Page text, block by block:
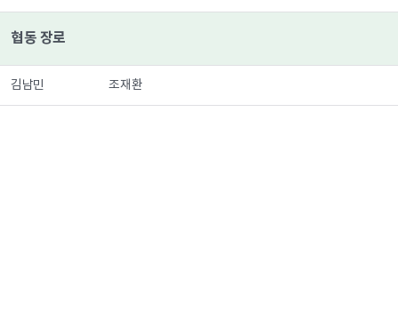
협동 장로
김남민 조재환